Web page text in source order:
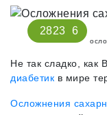
2823 6
Не так сладко, как
диабетик в мире
Осложнения